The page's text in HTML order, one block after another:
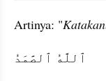
Artinya: "
ٱللَّهُ ٱلصَّمَدُ